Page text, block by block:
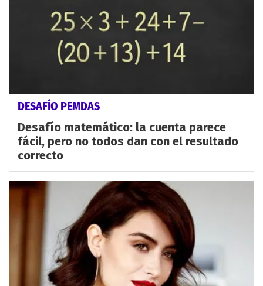
DESAFÍO PEMDAS
Desafío matemático: la cuenta parece
fácil, pero no todos dan con el resultado
correcto